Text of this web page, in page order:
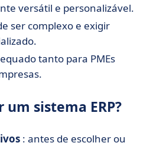
versátil e personalizável.
ser complexo e exigir
tanto para PMEs
sistema ERP?
: antes de escolher ou